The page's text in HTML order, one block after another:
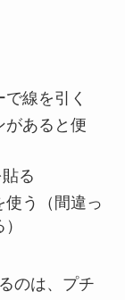
線を引く
があると便
る
使う（間違っ
のは、プチ